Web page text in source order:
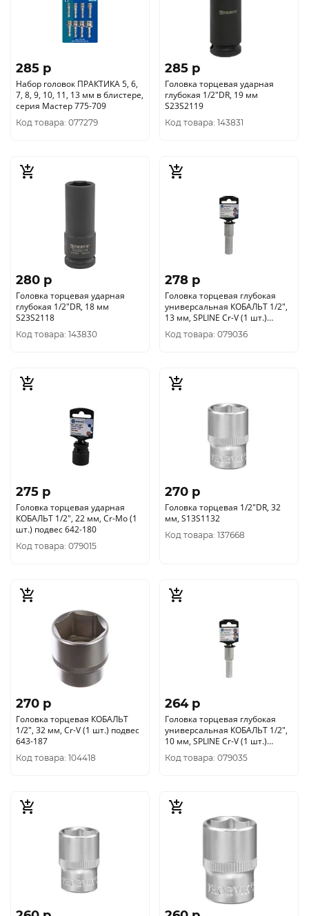
285 p
Набор головок ПРАКТИКА 5, 6,
7, 8, 9, 10, 11, 13 мм в блистере,
серия Мастер 775-709
Код товара: 077279
285 p
Головка торцевая ударная
глубокая 1/2"DR, 19 мм
S23S2119
Код товара: 143831
280 p
Головка торцевая ударная
глубокая 1/2"DR, 18 мм
S23S2118
Код товара: 143830
278 p
Головка торцевая глубокая
универсальная КОБАЛЬТ 1/2",
13 мм, SPLINE Cr-V (1 шт.)
подвес 643-750
Код товара: 079036
275 p
Головка торцевая ударная
КОБАЛЬТ 1/2", 22 мм, Cr-Mo (1
шт.) подвес 642-180
Код товара: 079015
270 p
Головка торцевая 1/2"DR, 32
мм, S13S1132
Код товара: 137668
270 p
Головка торцевая КОБАЛЬТ
1/2", 32 мм, Cr-V (1 шт.) подвес
643-187
Код товара: 104418
264 p
Головка торцевая глубокая
универсальная КОБАЛЬТ 1/2",
10 мм, SPLINE Cr-V (1 шт.)
подвес 643-729
Код товара: 079035